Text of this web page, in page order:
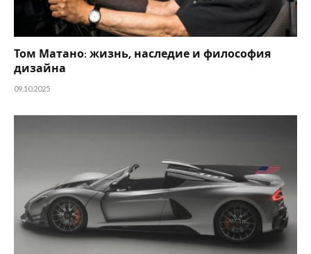
Том Матано: жизнь, наследие и философия
дизайна
09.10.2025